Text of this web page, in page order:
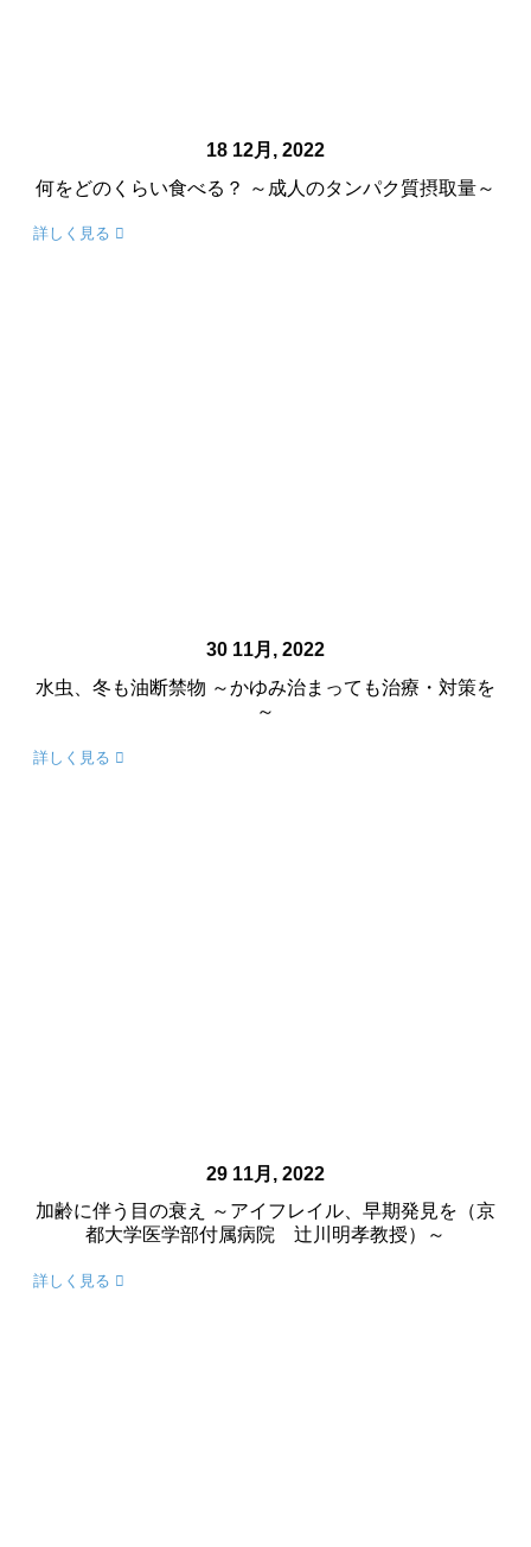
何をどのくらい食べる？ ～成人のタンパク質摂取量～
18 12月, 2022
詳しく見る
水虫、冬も油断禁物 ～かゆみ治まっても治療・対策を
～
30 11月, 2022
詳しく見る
加齢に伴う目の衰え ～アイフレイル、早期発見を（京
都大学医学部付属病院 辻川明孝教授）～
29 11月, 2022
詳しく見る